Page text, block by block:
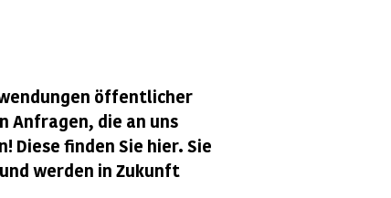
öffentlicher
Anfragen, die an uns
Diese finden Sie hier. Sie
werden in Zukunft